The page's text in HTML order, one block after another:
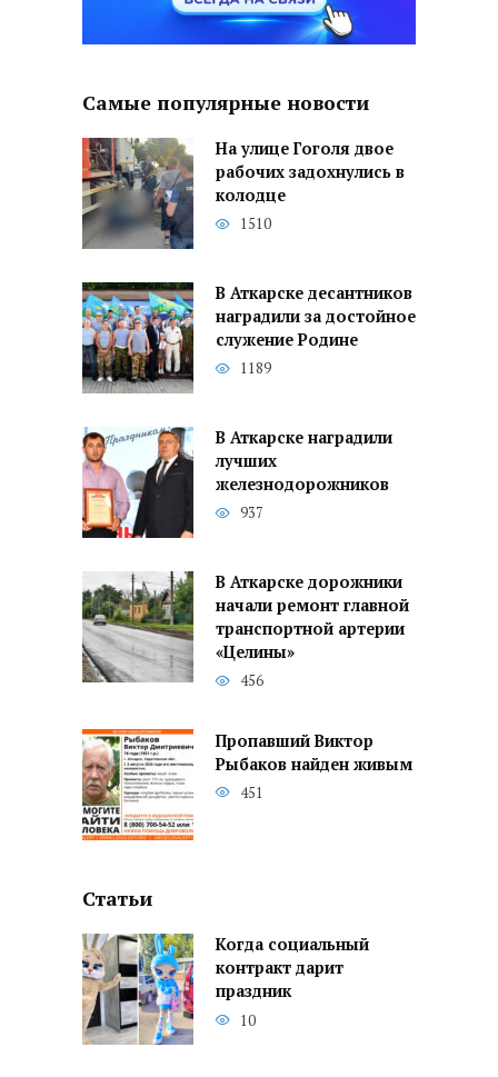
Самые популярные новости
На улице Гоголя двое
рабочих задохнулись в
колодце
1510
В Аткарске десантников
наградили за достойное
служение Родине
1189
В Аткарске наградили
лучших
железнодорожников
937
В Аткарске дорожники
начали ремонт главной
транспортной артерии
«Целины»
456
Пропавший Виктор
Рыбаков найден живым
451
Статьи
Когда социальный
контракт дарит
праздник
10